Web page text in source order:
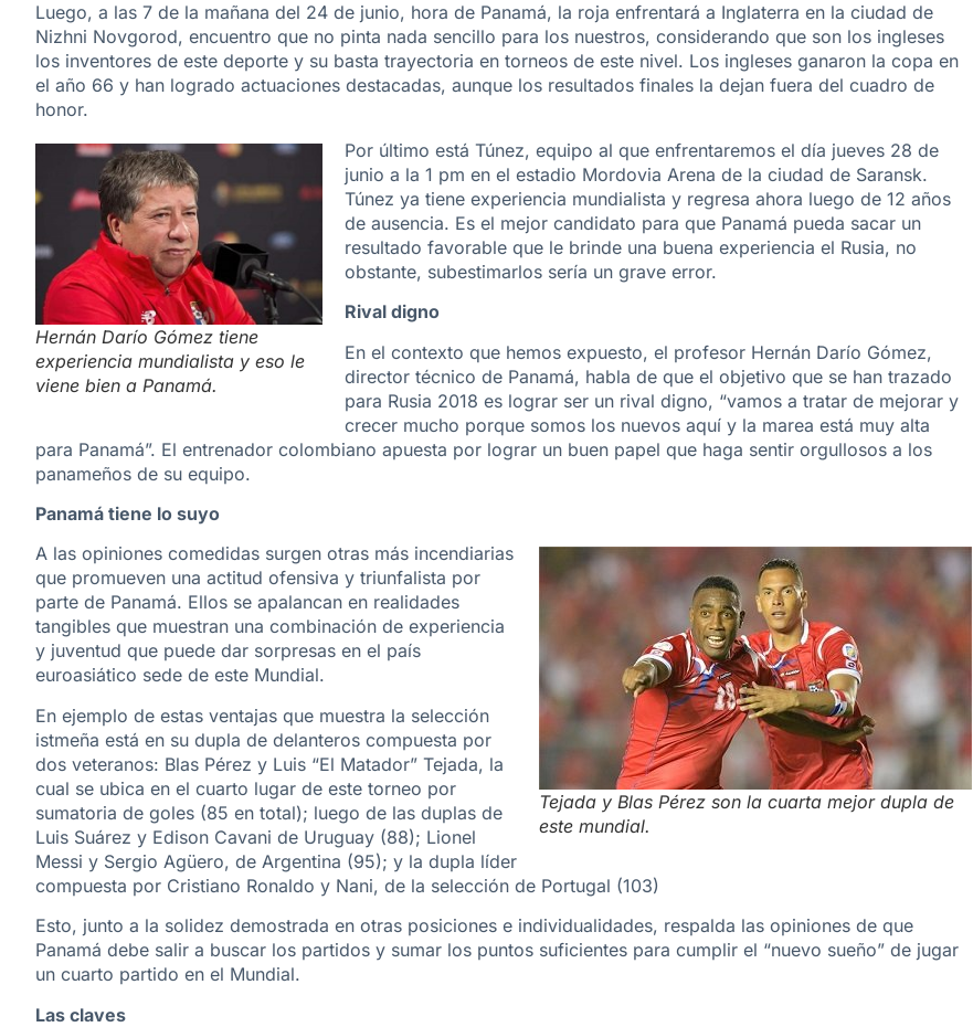
Luego, a las 7 de la mañana del 24 de junio, hora de Panamá, la roja enfrentará a Inglaterra en la ciudad de
Nizhni Novgorod, encuentro que no pinta nada sencillo para los nuestros, considerando que son los ingleses
los inventores de este deporte y su basta trayectoria en torneos de este nivel. Los ingleses ganaron la copa en
el año 66 y han logrado actuaciones destacadas, aunque los resultados finales la dejan fuera del cuadro de
honor.
Hernán Darío Gómez tiene
experiencia mundialista y eso le
viene bien a Panamá.
Por último está Túnez, equipo al que enfrentaremos el día jueves 28 de
junio a la 1 pm en el estadio Mordovia Arena de la ciudad de Saransk.
Túnez ya tiene experiencia mundialista y regresa ahora luego de 12 años
de ausencia. Es el mejor candidato para que Panamá pueda sacar un
resultado favorable que le brinde una buena experiencia el Rusia, no
obstante, subestimarlos sería un grave error.
Rival digno
En el contexto que hemos expuesto, el profesor Hernán Darío Gómez,
director técnico de Panamá, habla de que el objetivo que se han trazado
para Rusia 2018 es lograr ser un rival digno, “vamos a tratar de mejorar y
crecer mucho porque somos los nuevos aquí y la marea está muy alta
para Panamá”. El entrenador colombiano apuesta por lograr un buen papel que haga sentir orgullosos a los
panameños de su equipo.
Panamá tiene lo suyo
Tejada y Blas Pérez son la cuarta mejor dupla de
este mundial.
A las opiniones comedidas surgen otras más incendiarias
que promueven una actitud ofensiva y triunfalista por
parte de Panamá. Ellos se apalancan en realidades
tangibles que muestran una combinación de experiencia
y juventud que puede dar sorpresas en el país
euroasiático sede de este Mundial.
En ejemplo de estas ventajas que muestra la selección
istmeña está en su dupla de delanteros compuesta por
dos veteranos: Blas Pérez y Luis “El Matador” Tejada, la
cual se ubica en el cuarto lugar de este torneo por
sumatoria de goles (85 en total); luego de las duplas de
Luis Suárez y Edison Cavani de Uruguay (88); Lionel
Messi y Sergio Agüero, de Argentina (95); y la dupla líder
compuesta por Cristiano Ronaldo y Nani, de la selección de Portugal (103)
Esto, junto a la solidez demostrada en otras posiciones e individualidades, respalda las opiniones de que
Panamá debe salir a buscar los partidos y sumar los puntos suficientes para cumplir el “nuevo sueño” de jugar
un cuarto partido en el Mundial.
Las claves